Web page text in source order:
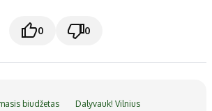
0 0
biudžetas Dalyvauk! Vilnius